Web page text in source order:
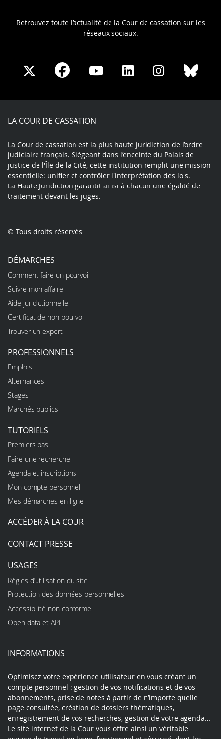
Retrouvez toute l’actualité de la Cour de cassation sur les
réseaux sociaux.
Share
X
Share
Facebook
Share
Youtube
Share
LinkedIn
Share
Instagram
LA COUR DE CASSATION
La Cour de cassation est la plus haute juridiction de l’ordre
judiciaire français. Siégeant dans l’enceinte du Palais de
justice de l'Île de la Cité, cette institution remplit une mission
essentielle: unifier et contrôler l'interprétation des lois.
La Haute Juridiction garantit ainsi à chacun une égalité de
traitement devant les juges.
© Tous droits réservés
DÉMARCHES
Comment faire un pourvoi
Suivre mon affaire
Aide juridictionnelle
Certificat de non pourvoi
Trouver un expert
PROFESSIONNELS
Emplois
Alternances
Stages
Marchés publics
TUTORIELS
Premiers pas
Faire une recherche
Agenda et inscriptions
Mon compte personnel
Mes démarches en ligne
ACCÉDER À LA COUR
CONTACT PRESSE
USAGES
Règles d’utilisation du site
Protection des données personnelles
Accessibilité non conforme
Open data et API
INFORMATIONS
Optimisez votre expérience utilisateur en vous créant un
compte personnel : gestion de vos notifications et de vos
abonnements, prise de notes à partir de n’importe quelle
page consultée, création de dossiers thématiques,
enregistrement de vos recherches, gestion de votre agenda…
Le site internet de la Cour vous offre ainsi un véritable